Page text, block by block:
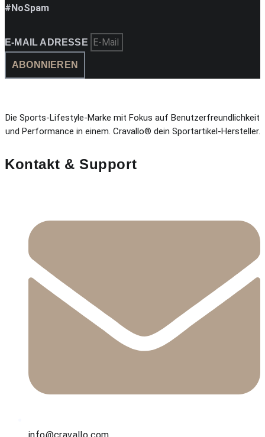
#NoSpam
E-MAIL ADRESSE
ABONNIEREN
Die Sports-Lifestyle-Marke mit Fokus auf Benutzerfreundlichkeit
und Performance in einem. Cravallo® dein Sportartikel-Hersteller.
Kontakt & Support